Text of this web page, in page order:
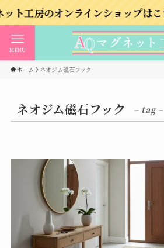
オンラインショップはこちら
MENU
ホーム ネオジム磁石フック
ネオジム磁石フック – tag –